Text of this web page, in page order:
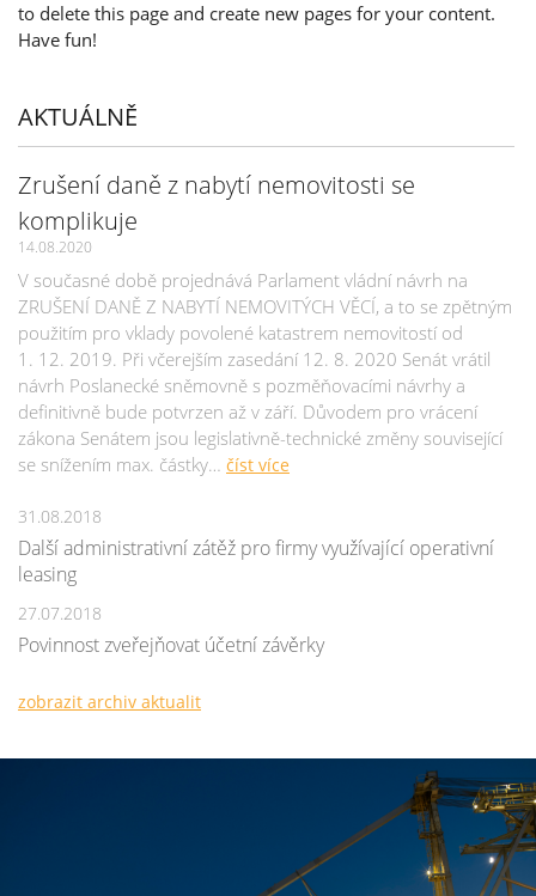
to delete this page and create new pages for your content.
Have fun!
AKTUÁLNĚ
Zrušení daně z nabytí nemovitosti se
komplikuje
14.08.2020
V současné době projednává Parlament vládní návrh na
ZRUŠENÍ DANĚ Z NABYTÍ NEMOVITÝCH VĚCÍ, a to se zpětným
použitím pro vklady povolené katastrem nemovitostí od
1. 12. 2019. Při včerejším zasedání 12. 8. 2020 Senát vrátil
návrh Poslanecké sněmovně s pozměňovacími návrhy a
definitivně bude potvrzen až v září. Důvodem pro vrácení
zákona Senátem jsou legislativně-technické změny související
se snížením max. částky… číst více
31.08.2018
Další administrativní zátěž pro firmy využívající operativní
leasing
27.07.2018
Povinnost zveřejňovat účetní závěrky
zobrazit archiv aktualit